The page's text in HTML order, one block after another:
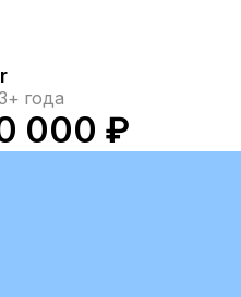
года
000 ₽